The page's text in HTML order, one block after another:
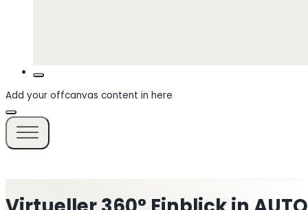
Add your offcanvas content in here